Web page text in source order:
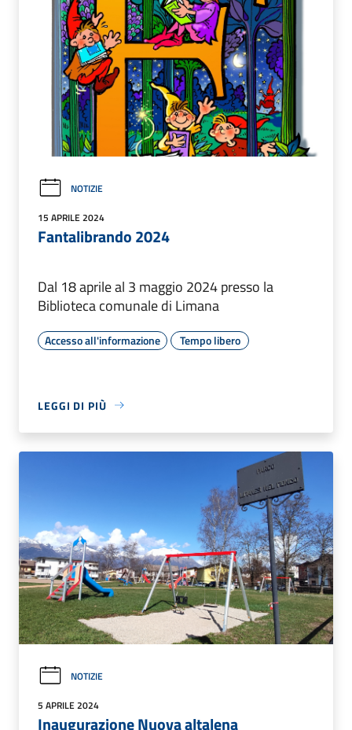
NOTIZIE
15 APRILE 2024
Fantalibrando 2024
Dal 18 aprile al 3 maggio 2024 presso la
Biblioteca comunale di Limana
Accesso all'informazione Tempo libero
LEGGI DI PIÙ
NOTIZIE
5 APRILE 2024
Inaugurazione Nuova altalena